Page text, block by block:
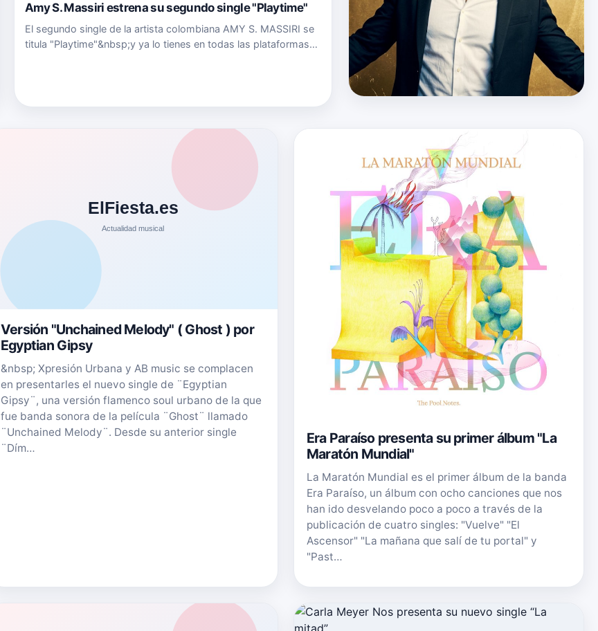
Amy S. Massiri estrena su segundo single "Playtime"
El segundo single de la artista colombiana AMY S. MASSIRI se
titula "Playtime"&nbsp;y ya lo tienes en todas las plataformas
Versión "Unchained Melody" ( Ghost ) por
Egyptian Gipsy
&nbsp; Xpresión Urbana y AB music se complacen
en presentarles el nuevo single de ¨Egyptian
Gipsy¨, una versión flamenco soul urbano de la que
fue banda sonora de la película ¨Ghost¨ llamado
¨Unchained Melody¨. Desde su anterior single
¨Dím…
Era Paraíso presenta su primer álbum "La
Maratón Mundial"
La Maratón Mundial es el primer álbum de la banda
Era Paraíso, un álbum con ocho canciones que nos
han ido desvelando poco a poco a través de la
publicación de cuatro singles: "Vuelve" "El
Ascensor" "La mañana que salí de tu portal" y
"Past…